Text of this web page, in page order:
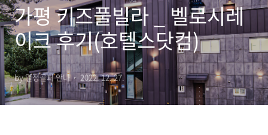
가평 키즈풀빌라 _ 벨로시레
이크 후기(호텔스닷컴)
by 열정골퍼 안나 2022. 12. 27.